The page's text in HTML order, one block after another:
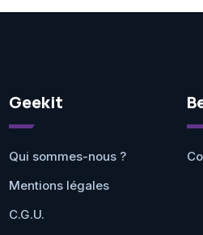
Geekit
Qui sommes-nous ?
Mentions légales
C.G.U.